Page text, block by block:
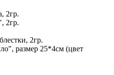
2гр.
2гр.
2гр.
размер 25*4см (цвет